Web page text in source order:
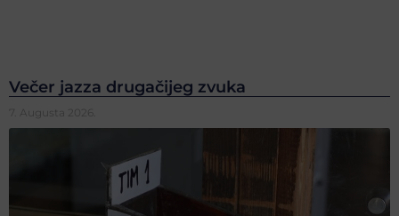
Večer jazza drugačijeg zvuka
7. Augusta 2026.